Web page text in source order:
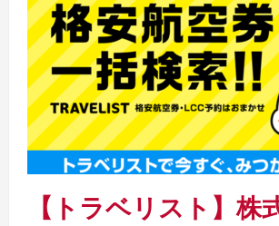
【トラベリスト】株